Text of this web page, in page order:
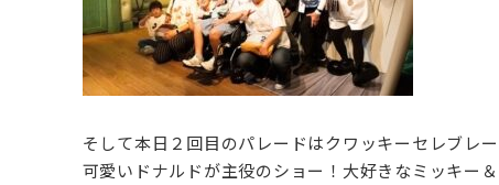
そして本日２回目のパレードはクワッキーセレブレ
可愛いドナルドが主役のショー！大好きなミッキー